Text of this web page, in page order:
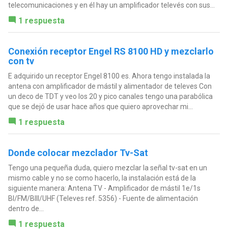
telecomunicaciones y en él hay un amplificador televés con sus...
1 respuesta
Conexión receptor Engel RS 8100 HD y mezclarlo
con tv
E adquirido un receptor Engel 8100 es. Ahora tengo instalada la
antena con amplificador de mástil y alimentador de televes Con
un deco de TDT y veo los 20 y pico canales tengo una parabólica
que se dejó de usar hace años que quiero aprovechar mi...
1 respuesta
Donde colocar mezclador Tv-Sat
Tengo una pequeña duda, quiero mezclar la señal tv-sat en un
mismo cable y no se como hacerlo, la instalación está de la
siguiente manera: Antena TV - Amplificador de mástil 1e/1s
BI/FM/BIII/UHF (Televes ref. 5356) - Fuente de alimentación
dentro de...
1 respuesta